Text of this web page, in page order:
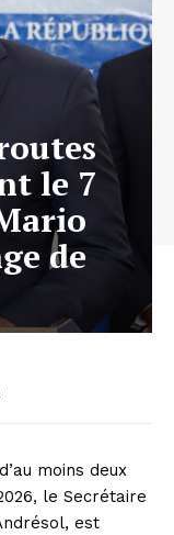
le 7
de
moins deux
le Secrétaire
est